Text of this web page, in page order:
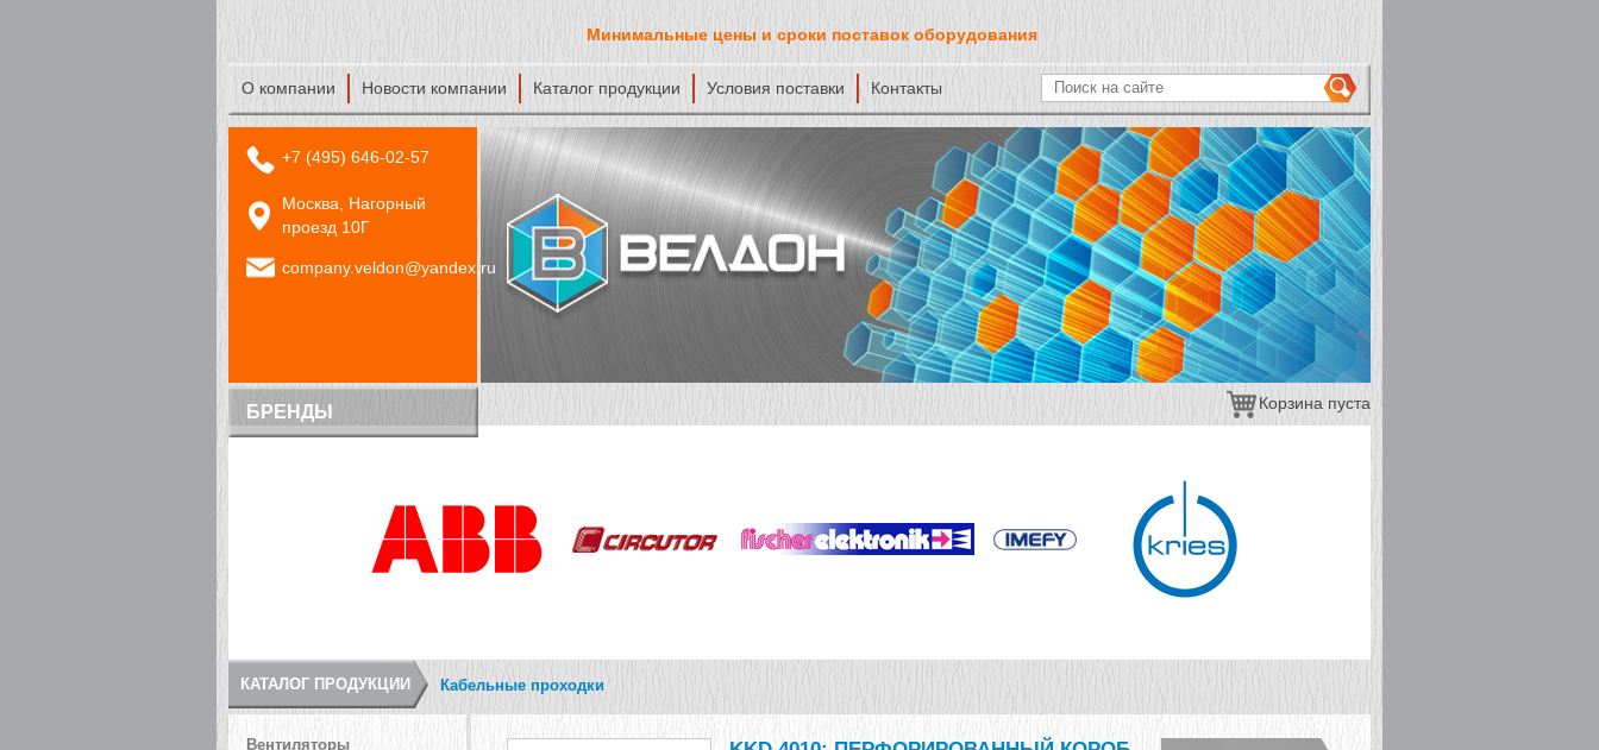
Минимальные цены и сроки поставок оборудования
ФОРМА ПОИСКА
Поиск на сайте
О компании Новости компании Каталог продукции Условия поставки Контакты
+7 (495) 646-02-57
Москва, Нагорный
проезд 10Г
company.veldon@yandex.ru
Корзина пуста
БРЕНДЫ
КАТАЛОГ ПРОДУКЦИИ Кабельные проходки
Вентиляторы